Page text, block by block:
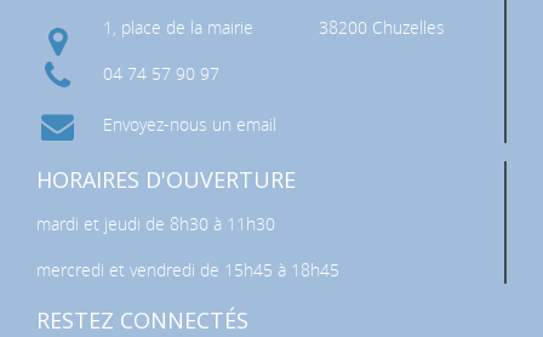
1, place de la mairie
38200 Chuzelles
04 74 57 90 97
Envoyez-nous un email
HORAIRES D'OUVERTURE
mardi et jeudi de 8h30 à 11h30
mercredi et vendredi de 15h45 à 18h45
RESTEZ CONNECTÉS